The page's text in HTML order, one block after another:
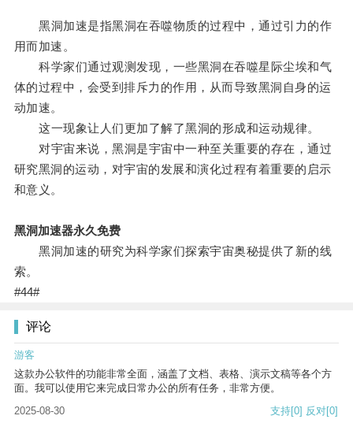
黑洞加速是指黑洞在吞噬物质的过程中，通过引力的作
用而加速。
科学家们通过观测发现，一些黑洞在吞噬星际尘埃和气
体的过程中，会受到排斥力的作用，从而导致黑洞自身的运
动加速。
这一现象让人们更加了解了黑洞的形成和运动规律。
对宇宙来说，黑洞是宇宙中一种至关重要的存在，通过
研究黑洞的运动，对宇宙的发展和演化过程有着重要的启示
和意义。
黑洞加速器永久免费
黑洞加速的研究为科学家们探索宇宙奥秘提供了新的线
索。
#44#
评论
游客
这款办公软件的功能非常全面，涵盖了文档、表格、演示文稿等各个方
面。我可以使用它来完成日常办公的所有任务，非常方便。
2025-08-30
支持[0] 反对[0]